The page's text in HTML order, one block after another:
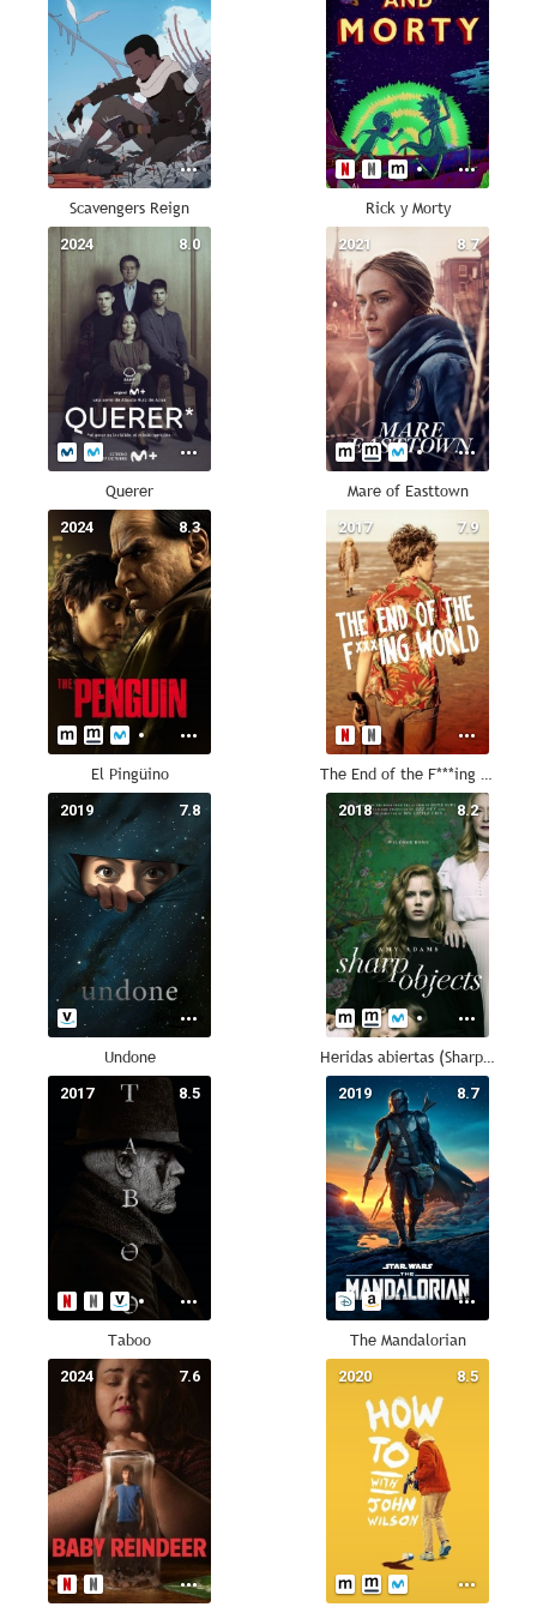
Scavengers Reign Rick y Morty
8.0
2024
Querer
8.7
2021
Mare of Easttown
8.3
2024
El Pingüino
7.9
2017
The End of the F***ing World
7.8
2019
Undone
8.2
2018
Heridas abiertas (Sharp Objects)
8.5
2017
Taboo
8.7
2019
The Mandalorian
7.6
2024 8.5
2020